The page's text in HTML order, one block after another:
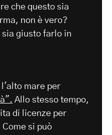
che questo sia
non è vero?
sia giusto farlo in
l'alto mare per
Allo stesso tempo,
di licenze per
si può